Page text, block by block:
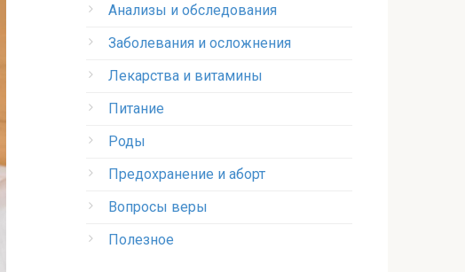
Анализы и обследования
Заболевания и осложнения
Лекарства и витамины
Питание
Роды
Предохранение и аборт
Вопросы веры
Полезное